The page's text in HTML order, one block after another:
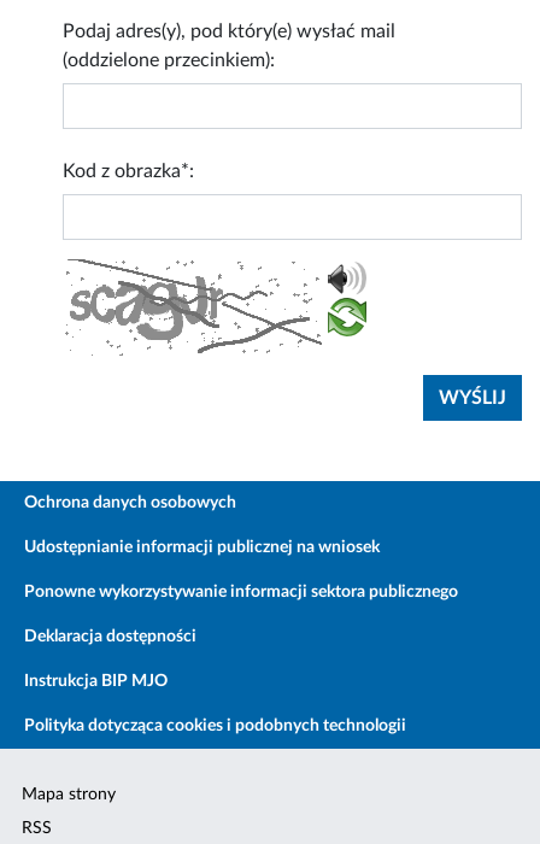
Podaj adres(y), pod który(e) wysłać mail
(oddzielone przecinkiem):
Kod z obrazka*:
Ochrona danych osobowych
Udostępnianie informacji publicznej na wniosek
Ponowne wykorzystywanie informacji sektora publicznego
Deklaracja dostępności
Instrukcja BIP MJO
Polityka dotycząca cookies i podobnych technologii
Mapa strony
RSS